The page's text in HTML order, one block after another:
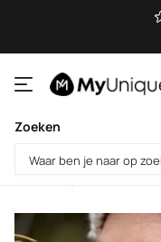
Zoeken
Homepage
Blog